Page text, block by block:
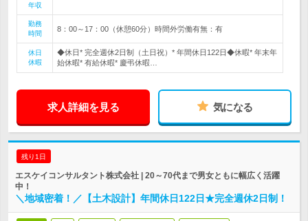
年収
勤務
時間
8：00～17：00（休憩60分）時間外労働有無：有
休日
休暇
◆休日* 完全週休2日制（土日祝）* 年間休日122日◆休暇* 年末年
始休暇* 有給休暇* 慶弔休暇…
求人詳細を見る 気になる
残り1日
エスケイコンサルタント株式会社 | 20～70代まで男女ともに幅広く活躍
中！
＼地域密着！／【土木設計】年間休日122日★完全週休2日制！